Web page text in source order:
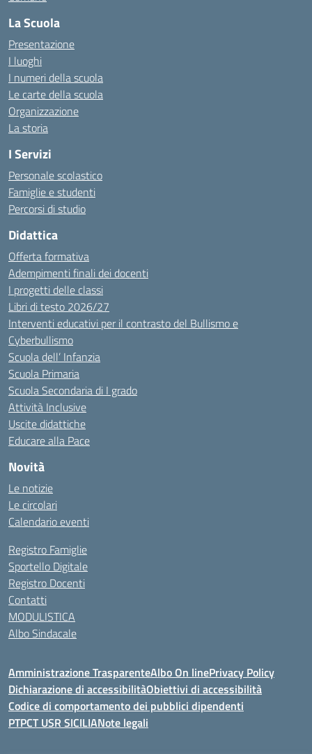
La Scuola
Presentazione
I luoghi
I numeri della scuola
Le carte della scuola
Organizzazione
La storia
I Servizi
Personale scolastico
Famiglie e studenti
Percorsi di studio
Didattica
Offerta formativa
Adempimenti finali dei docenti
I progetti delle classi
Libri di testo 2026/27
Interventi educativi per il contrasto del Bullismo e
Cyberbullismo
Scuola dell’ Infanzia
Scuola Primaria
Scuola Secondaria di I grado
Attività Inclusive
Uscite didattiche
Educare alla Pace
Novità
Le notizie
Le circolari
Calendario eventi
Registro Famiglie
Sportello Digitale
Registro Docenti
Contatti
MODULISTICA
Albo Sindacale
Amministrazione TrasparenteAlbo On linePrivacy Policy
Dichiarazione di accessibilitàObiettivi di accessibilità
Codice di comportamento dei pubblici dipendenti
PTPCT USR SICILIANote legali